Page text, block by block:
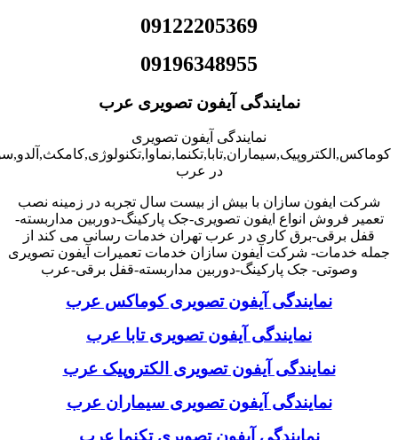
09122205369
09196348955
نمایندگی آیفون تصویری عرب
نمایندگی آیفون تصویری
در عرب
شرکت ایفون سازان با بیش از بیست سال تجربه در زمینه نصب
تعمیر فروش انواع ایفون تصویری-جک پارکینگ-دوربین مداربسته-
قفل برقی-برق کاری در عرب تهران خدمات رسانی می کند از
جمله خدمات- شرکت آیفون سازان خدمات تعمیرات آیفون تصویری
وصوتی- جک پارکینگ-دوربین مداربسته-قفل برقی-عرب
نمایندگی آیفون تصویری کوماکس عرب
نمایندگی آیفون تصویری تابا عرب
نمایندگی آیفون تصویری الکتروپیک عرب
نمایندگی آیفون تصویری سیماران عرب
نمایندگی آیفون تصویری تکنما عرب